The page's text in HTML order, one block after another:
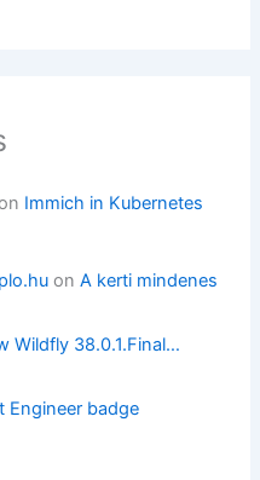
Immich in Kubernetes
onA kerti mindenes
Wildfly 38.0.1.Final…
Engineer badge